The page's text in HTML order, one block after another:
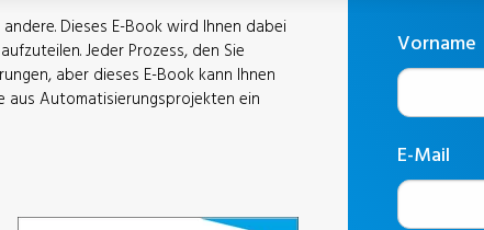
Dieses E-Book wird Ihnen dabei
Jeder Prozess, den Sie
aber dieses E-Book kann Ihnen
Automatisierungsprojekten ein
Vorname
E-Mail